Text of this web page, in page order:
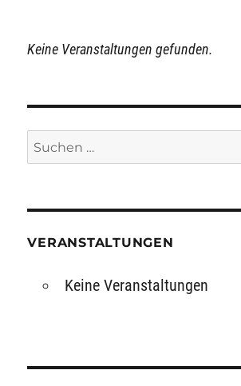
Keine Veranstaltungen gefunden.
Suchen
nach:
VERANSTALTUNGEN
Keine Veranstaltungen